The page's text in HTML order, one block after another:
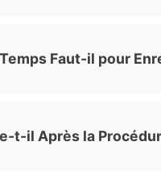
Faut-il pour
t-il Après la